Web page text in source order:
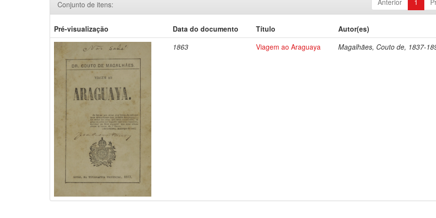
Anterior 1
Conjunto de itens:
Pré-visualização Data do documento Título
Autor(es)
1863
Viagem ao Araguaya Magalhães, Couto de, 1837-